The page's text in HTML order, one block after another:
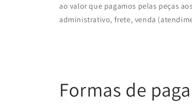
ao valor que pagamos pelas peças
administrativo, frete, venda
Formas de